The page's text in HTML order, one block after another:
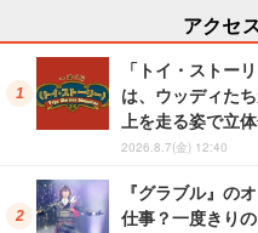
アクセ
「トイ・ストー
は、ウッディた
上を走る姿で立
2026.8.7(金) 12:40
『グラブル』の
仕事？一度きり